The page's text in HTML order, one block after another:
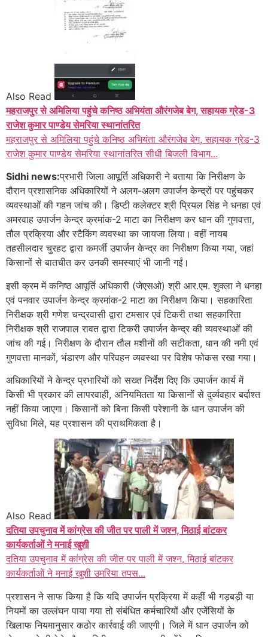
Also Read
महराजपुर से अमिलिया पहुंचे कनिष्ठ अभियंता औरंगजेब बेग, सहायक ग्रेड-3
राजेश कुमार पाण्डेय सेमरिया स्थानांतरित
महराजपुर से अमिलिया पहुंचे कनिष्ठ अभियंता औरंगजेब बेग, सहायक ग्रेड-3
राजेश कुमार पाण्डेय सेमरिया स्थानांतरित सीधी बिजली विभाग...
Sidhi news:प्रभारी जिला आपूर्ति अधिकारी ने बताया कि निरीक्षण के
दौरान प्रशासनिक अधिकारियों ने अलग-अलग उपार्जन केन्द्रों पर पहुंचकर
व्यवस्थाओं की गहन जांच की। डिप्टी कलेक्टर श्री प्रियल सिंह ने धनहा एवं
अमरवाह उपार्जन केन्द्र क्रमांक-2 माटा का निरीक्षण कर धान की गुणवत्ता,
तौल प्रक्रिया और स्टैकिंग व्यवस्था का जायजा लिया। वहीं नायब
तहसीलदार चुरहट द्वारा कमर्जी उपार्जन केन्द्र का निरीक्षण किया गया, जहां
किसानों से बातचीत कर उनकी समस्याएं भी जानी गईं।
इसी क्रम में कनिष्ठ आपूर्ति अधिकारी (जेएसओ) श्री आर.एम. शुक्ला ने धनहा
एवं पनवार उपार्जन केन्द्र क्रमांक-2 माटा का निरीक्षण किया। सहकारिता
निरीक्षक श्री गणेश चन्द्रवासी द्वारा टमसार एवं टिकरी तथा सहकारिता
निरीक्षक श्री राजपाल रावत द्वारा टिकरी उपार्जन केन्द्र की व्यवस्थाओं की
जांच की गई। निरीक्षण के दौरान तौल मशीनों की सटीकता, धान की नमी एवं
गुणवत्ता मानकों, भंडारण और परिवहन व्यवस्था पर विशेष फोकस रखा गया।
अधिकारियों ने केन्द्र प्रभारियों को सख्त निर्देश दिए कि उपार्जन कार्य में
किसी भी प्रकार की लापरवाही, अनियमितता या किसानों से दुर्व्यवहार बर्दाश्त
नहीं किया जाएगा। किसानों को बिना किसी परेशानी के धान उपार्जन की
सुविधा मिले, यह प्रशासन की प्राथमिकता है।
Also Read
दतिया उपचुनाव में कांग्रेस की जीत पर पाली में जश्न, मिठाई बांटकर
कार्यकर्ताओं ने मनाई खुशी
दतिया उपचुनाव में कांग्रेस की जीत पर पाली में जश्न, मिठाई बांटकर
कार्यकर्ताओं ने मनाई खुशी उमरिया तपस...
प्रशासन ने साफ किया है कि यदि उपार्जन प्रक्रिया में कहीं भी गड़बड़ी या
नियमों का उल्लंघन पाया गया तो संबंधित कर्मचारियों और एजेंसियों के
खिलाफ नियमानुसार कठोर कार्रवाई की जाएगी। जिले में धान उपार्जन को